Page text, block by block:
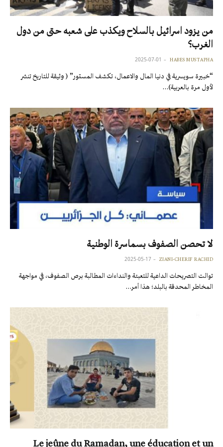
من يزود اسرائيل بالسلاح ويكذب على شعبه حتى من دول
الغرب؟
HABES MUSTAPHA
2025-07-01
“خبيرة سويسرية في دنيا المال والاعمال، تكشف المستور” ( وثيقة للتاريخ تنشر
لأول مرة بالعربية)…
لا تحصن الصفوف بسماسرة الوطنية
ZIANI-CHERIF RACHID
2025-05-17
توالت التصريحات الداعية للتعبئة والنداءات المطالبة برص الصفوف، في مواجهة
المخاطر المحدقة بالبلد؛ هذا أمر…
Le jeûne du Ramadan, une éducation et un